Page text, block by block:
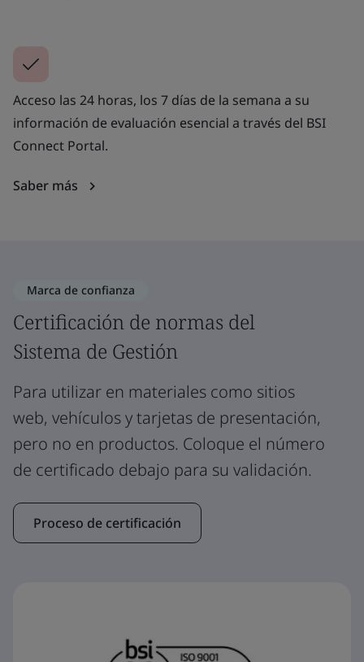
Acceso las 24 horas, los 7 días de la semana a su
información de evaluación esencial a través del BSI
Connect Portal.
Saber más
Marca de confianza
Certificación de normas del
Sistema de Gestión
Para utilizar en materiales como sitios
web, vehículos y tarjetas de presentación,
pero no en productos. Coloque el número
de certificado debajo para su validación.
Proceso de certificación